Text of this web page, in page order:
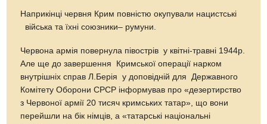
Наприкінці червня Крим повністю окупували нацистські
війська та їхні союзники– румуни.
Червона армія повернула півострів у квітні-травні 1944р.
Але ще до завершення Кримської операції нарком
внутрішніх справ Л.Берія у доповідній для Державного
Комітету Оборони СРСР інформував про «дезертирство
з Червоної армії 20 тисяч кримських татар», що вони
перейшли на бік німців, а «татарські національні